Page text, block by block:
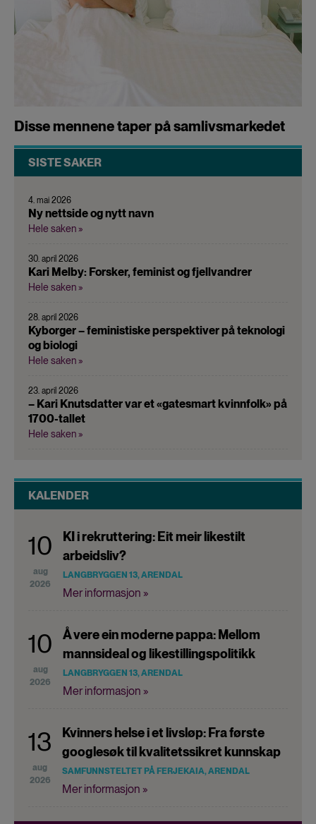
Disse mennene taper på samlivsmarkedet
SISTE SAKER
4. mai 2026
Ny nettside og nytt navn
Hele saken »
30. april 2026
Kari Melby: Forsker, feminist og fjellvandrer
Hele saken »
28. april 2026
Kyborger – feministiske perspektiver på teknologi
og biologi
Hele saken »
23. april 2026
– Kari Knutsdatter var et «gatesmart kvinnfolk» på
1700-tallet
Hele saken »
KALENDER
10
aug
2026
KI i rekruttering: Eit meir likestilt
arbeidsliv?
LANGBRYGGEN 13, ARENDAL
Mer informasjon »
10
aug
2026
Å vere ein moderne pappa: Mellom
mannsideal og likestillingspolitikk
LANGBRYGGEN 13, ARENDAL
Mer informasjon »
13
aug
2026
Kvinners helse i et livsløp: Fra første
googlesøk til kvalitetssikret kunnskap
SAMFUNNSTELTET PÅ FERJEKAIA, ARENDAL
Mer informasjon »